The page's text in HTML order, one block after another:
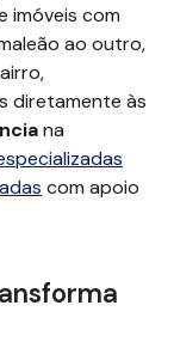
imóveis com
ao outro,
diretamente às
na
com apoio